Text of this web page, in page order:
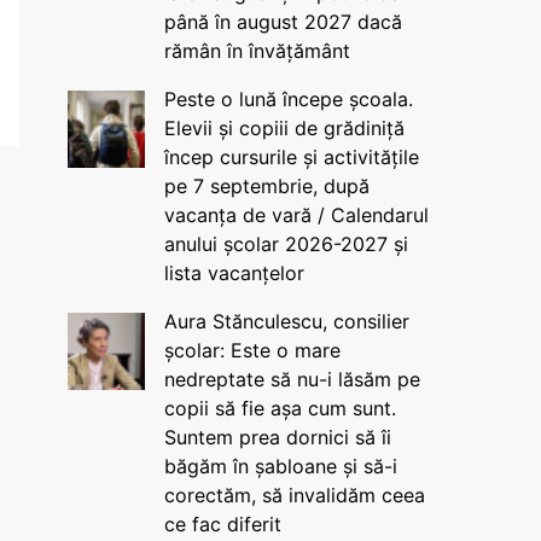
până în august 2027 dacă
rămân în învățământ
Peste o lună începe școala.
Elevii și copiii de grădiniță
încep cursurile și activitățile
pe 7 septembrie, după
vacanța de vară / Calendarul
anului școlar 2026-2027 și
lista vacanțelor
Aura Stănculescu, consilier
școlar: Este o mare
nedreptate să nu-i lăsăm pe
copii să fie așa cum sunt.
Suntem prea dornici să îi
băgăm în șabloane și să-i
corectăm, să invalidăm ceea
ce fac diferit